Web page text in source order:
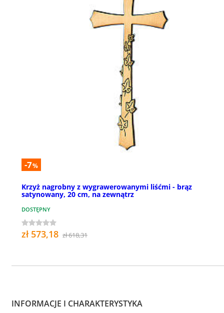
-7%
Krzyż nagrobny z wygrawerowanymi liśćmi - brąz
satynowany, 20 cm, na zewnątrz
DOSTĘPNY
zł 573,18 zł 618,31
INFORMACJE I CHARAKTERYSTYKA